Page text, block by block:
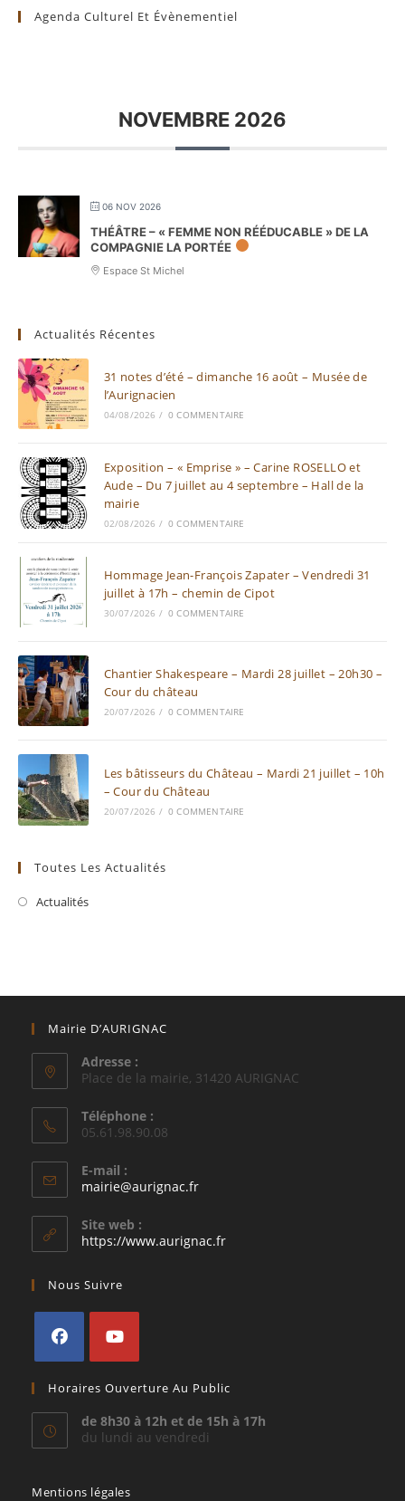
Agenda Culturel Et Évènementiel
NOVEMBRE 2026
06 NOV 2026
THÉÂTRE – « FEMME NON RÉÉDUCABLE » DE LA
COMPAGNIE LA PORTÉE
Espace St Michel
Actualités Récentes
31 notes d’été – dimanche 16 août – Musée de
l’Aurignacien
04/08/2026 / 0 COMMENTAIRE
Exposition – « Emprise » – Carine ROSELLO et
Aude – Du 7 juillet au 4 septembre – Hall de la
mairie
02/08/2026 / 0 COMMENTAIRE
Hommage Jean-François Zapater – Vendredi 31
juillet à 17h – chemin de Cipot
30/07/2026 / 0 COMMENTAIRE
Chantier Shakespeare – Mardi 28 juillet – 20h30 –
Cour du château
20/07/2026 / 0 COMMENTAIRE
Les bâtisseurs du Château – Mardi 21 juillet – 10h
– Cour du Château
20/07/2026 / 0 COMMENTAIRE
Toutes Les Actualités
Actualités
Mairie D’AURIGNAC
Adresse :
Place de la mairie, 31420 AURIGNAC
Téléphone :
05.61.98.90.08
E-mail :
mairie@aurignac.frS’ouvre
application
Site web :
https://www.aurignac.fr
Nous Suivre
dans
un
nouvel
dans
un
nouvel
Horaires Ouverture Au Public
de 8h30 à 12h et de 15h à 17h
du lundi au vendredi
Mentions légales